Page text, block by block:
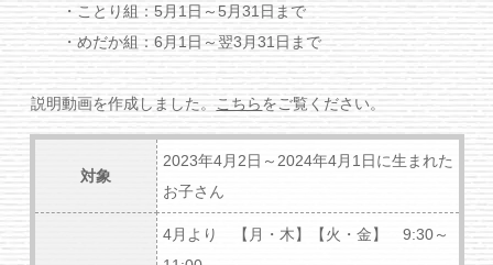
・ことり組：5月1日～5月31日まで
・めだか組：6月1日～翌3月31日まで
説明動画を作成しました。こちらをご覧ください。
対象
2023年4月2日～2024年4月1日に生まれた
お子さん
4月より 【月・木】【火・金】 9:30～